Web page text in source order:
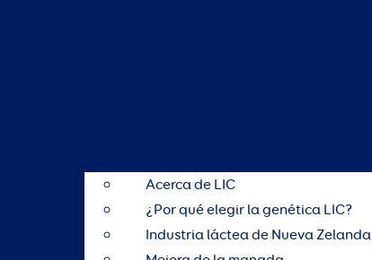
Acerca de LIC
¿Por qué elegir la genética LIC?
Industria láctea de Nueva Zelanda